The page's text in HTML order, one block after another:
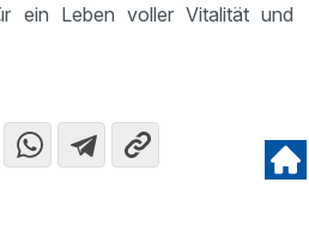
ein Leben voller Vitalität und